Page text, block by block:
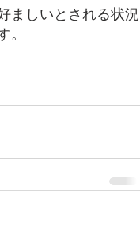
ましいとされる状況
。